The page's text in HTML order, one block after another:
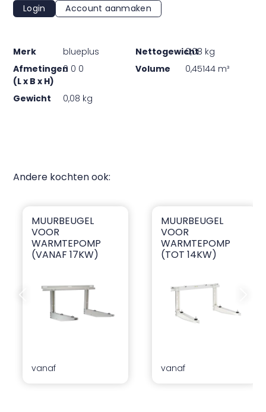
Login
Account aanmaken
Merk blueplus Nettogewicht0,08 kg
Afmetingen
(L x B x H)
0 0 0 Volume 0,45144 m³
Gewicht 0,08 kg
Andere kochten ook:
Muurbeugel voor warmtepomp (vanaf 17kW)
MUURBEUGEL
VOOR
WARMTEPOMP
(VANAF 17KW)
vanaf
Muurbeugel voor
MUURBEUGEL
VOOR
WARMTEPOMP
(TOT 14KW)
vanaf
Vorige dia